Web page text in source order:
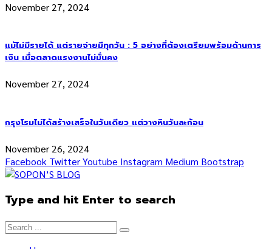
November 27, 2024
แม้ไม่มีรายได้ แต่รายจ่ายมีทุกวัน : 5 อย่างที่ต้องเตรียมพร้อมด้านการ
เงิน เมื่อตลาดแรงงานไม่มั่นคง
November 27, 2024
กรุงโรมไม่ได้สร้างเสร็จในวันเดียว แต่วางหินวันละก้อน
November 26, 2024
Facebook TwitterYoutube Instagram Medium Bootstrap
Type and hit Enter to search